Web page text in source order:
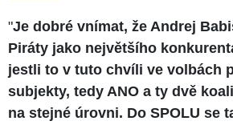
"Je dobré vnímat, že Andrej
Piráty jako největšího
jestli to v tuto chvíli ve volbách
subjekty, tedy ANO a ty dvě
na stejné úrovni. Do SPOLU se